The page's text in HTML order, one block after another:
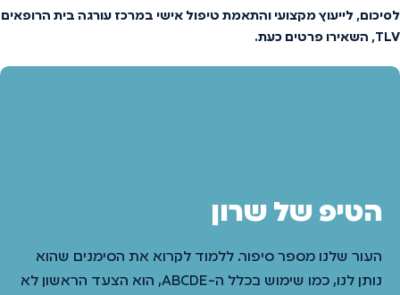
לסיכום, לייעוץ מקצועי והתאמת טיפול אישי במרכז עורגה בית הרופאים
TLV, השאירו פרטים כעת.
הטיפ של שרון
העור שלנו מספר סיפור. ללמוד לקרוא את הסימנים שהוא
נותן לנו, כמו שימוש בכלל ה-ABCDE, הוא הצעד הראשון לא